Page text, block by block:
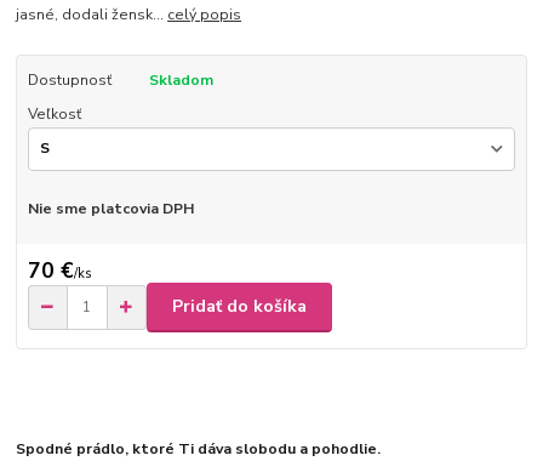
jasné, dodali žensk... celý popis
Dostupnosť
Skladom
Veľkosť
Nie sme platcovia DPH
70 €/ks
Pridať do košíka
Spodné prádlo, ktoré Ti dáva slobodu a pohodlie.